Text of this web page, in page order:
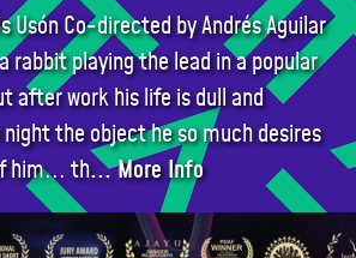
Usón Co-directed by Andrés Aguilar
rabbit playing the lead in a popular
after work his life is dull and
the object he so much desires
him... th... More Info